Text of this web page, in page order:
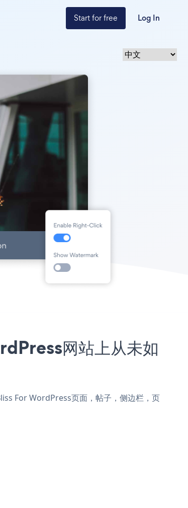
Start for free Log In
网站上从未如
For WordPress页面，帖子，侧边栏，页